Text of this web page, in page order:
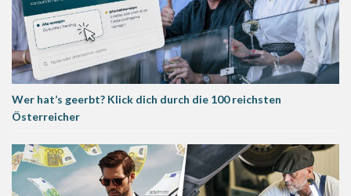
Wer hat’s geerbt? Klick dich durch die 100 reichsten
Österreicher